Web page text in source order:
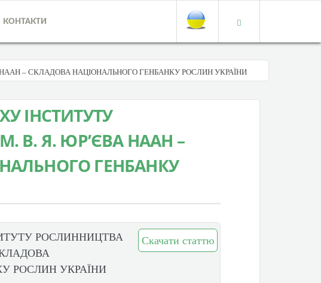
КОНТАКТИ
– СКЛАДОВА НАЦІОНАЛЬНОГО ГЕНБАНКУ РОСЛИН УКРАЇНИ
ІНСТИТУТУ
В. Я. ЮР’ЄВА НААН –
ГЕНБАНКУ
Скачати статтю
РОСЛИННИЦТВА
РОСЛИН УКРАЇНИ